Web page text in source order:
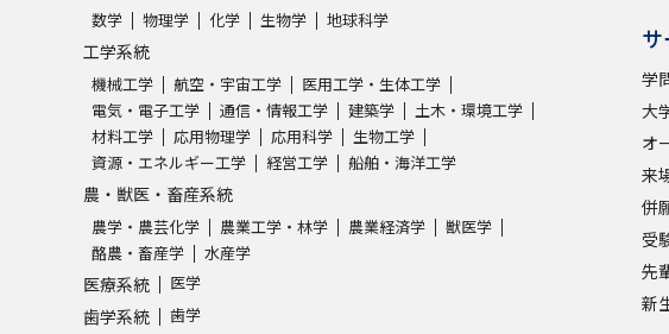
テレメール全国一斉進学調査
学問発見
大学で学びたい学問発見
学問のミニ講義「夢ナビ講義」 学問の
数学 物理学 化学 生物学 地球科学
工学系統
機械工学 航空・宇宙工学
医用工学・生体工学
電気・電子工学
通信・情報工学 建築学
土木・環境工学
材料工学
応用物理学 応用科学
生物工学
資源・エネルギー工学
経営工学 船舶・海洋工学
農・獣医・畜産系統
農学・農芸化学 農業工学・林学 農業経済学
獣医学
酪農・畜産学
水産学
医療系統 医学
歯学系統 歯学
学
大
オ
来
併
受
先
新